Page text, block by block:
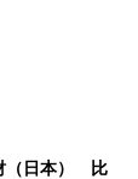
（日本） 比